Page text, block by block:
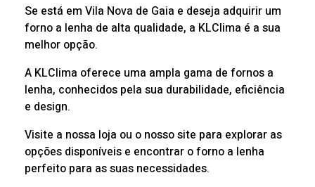
Se está em Vila Nova de Gaia e deseja adquirir um
forno a lenha de alta qualidade, a KLClima é a sua
melhor opção.
A KLClima oferece uma ampla gama de fornos a
lenha, conhecidos pela sua durabilidade, eficiência
e design.
Visite a nossa loja ou o nosso site para explorar as
opções disponíveis e encontrar o forno a lenha
perfeito para as suas necessidades.